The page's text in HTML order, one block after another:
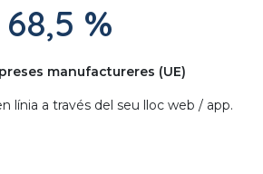
68,5 %
manufactureres (UE)
línia a través del seu lloc web / app.